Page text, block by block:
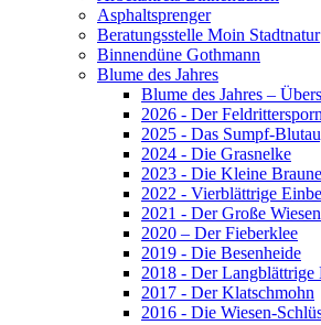
Asphaltsprenger
Beratungsstelle Moin Stadtnatur
Binnendüne Gothmann
Blume des Jahres
Blume des Jahres –
2026 - Der Feldrittersporn
2025 - Das Sumpf-
2024 - Die Grasnelke
2023 - Die Kleine
2022 - Vierblättrige
2021 - Der Große
2020 – Der Fieberklee
2019 - Die Besenheide
2018 - Der Langblättrige
2017 - Der Klatschmohn
2016 - Die Wiesen-